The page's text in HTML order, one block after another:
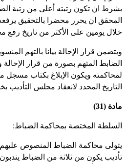
ان تكون رتبته أعلى من رتبة
ان يحرر محضرا بالتحقيق يرفعه
يومين على الأكثر من تاريخ رفع
قرار الإحالة بيانا بالتهم
المتهم بصورة من قرار الإحالة
ويكون الإبلاغ بكتاب مسجل
المحدد لانعقاد مجلس التأديب
(31)
المختصة بمحاكمة الضباط:
محاكمة الضباط المنصوص عليهم
يكون من ثلاثة من الضباط يندبون